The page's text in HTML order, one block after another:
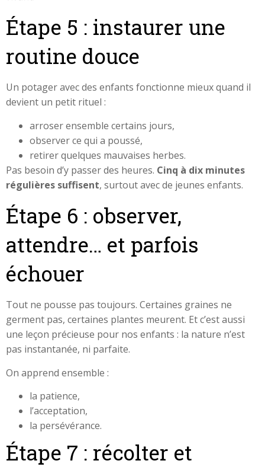
Étape 5 : instaurer une
routine douce
Un potager avec des enfants fonctionne mieux quand il
devient un petit rituel :
arroser ensemble certains jours,
observer ce qui a poussé,
retirer quelques mauvaises herbes.
Pas besoin d’y passer des heures. Cinq à dix minutes
régulières suffisent, surtout avec de jeunes enfants.
Étape 6 : observer,
attendre… et parfois
échouer
Tout ne pousse pas toujours. Certaines graines ne
germent pas, certaines plantes meurent. Et c’est aussi
une leçon précieuse pour nos enfants : la nature n’est
pas instantanée, ni parfaite.
On apprend ensemble :
la patience,
l’acceptation,
la persévérance.
Étape 7 : récolter et